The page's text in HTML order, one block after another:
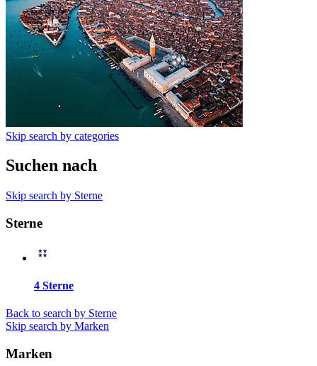
Skip search by categories
Suchen nach
Skip search by Sterne
Sterne
4 Sterne
Back to search by Sterne
Skip search by Marken
Marken